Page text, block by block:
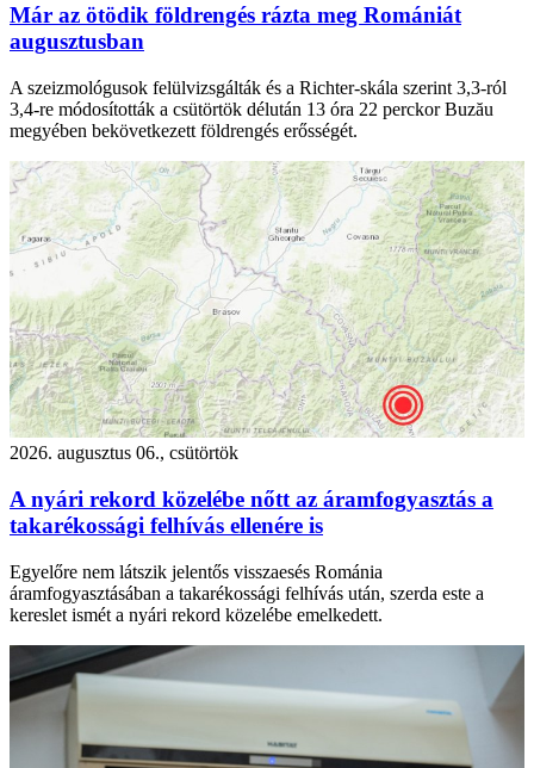
Már az ötödik földrengés rázta meg Romániát
augusztusban
A szeizmológusok felülvizsgálták és a Richter-skála szerint 3,3-ról
3,4-re módosították a csütörtök délután 13 óra 22 perckor Buzău
megyében bekövetkezett földrengés erősségét.
2026. augusztus 06., csütörtök
A nyári rekord közelébe nőtt az áramfogyasztás a
takarékossági felhívás ellenére is
Egyelőre nem látszik jelentős visszaesés Románia
áramfogyasztásában a takarékossági felhívás után, szerda este a
kereslet ismét a nyári rekord közelébe emelkedett.